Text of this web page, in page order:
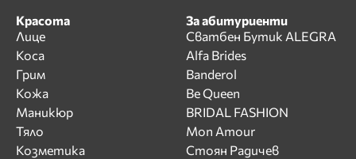
Красота
Лице
Коса
Грим
Кожа
Маникюр
Тяло
Козметика
За абитуриенти
Сватбен Бутик ALEGRA
Alfa Brides
Banderol
Be Queen
BRIDAL FASHION
Mon Amour
Стоян Радичев